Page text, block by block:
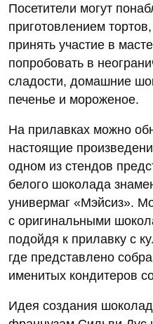
Посетители могут
приготовлением
принять участие в
попробовать в
сладости, домашние
печенье и мороженое.
На прилавках можно
настоящие
одном из стендов
белого шоколада
универмаг «Мэйсиз».
с оригинальными
подойдя к прилавку с
где представлено
именитых кондитеров
Идея создания